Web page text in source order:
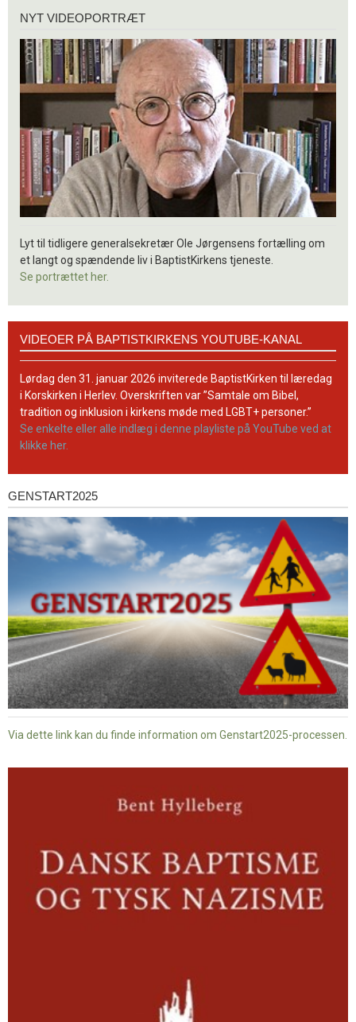
videoportræt
NYT VIDEOPORTRÆT
Lyt til tidligere generalsekretær Ole Jørgensens fortælling om
et langt og spændende liv i BaptistKirkens tjeneste.
Se portrættet her.
BaptistKirkens
YouTube-
kanal
VIDEOER PÅ BAPTISTKIRKENS YOUTUBE-KANAL
Lørdag den 31. januar 2026 inviterede BaptistKirken til læredag
i Korskirken i Herlev. Overskriften var ”Samtale om Bibel,
tradition og inklusion i kirkens møde med LGBT+ personer.”
Se enkelte eller alle indlæg i denne playliste på YouTube ved at
klikke her.
Genstart2025
GENSTART2025
Via dette link kan du finde information om Genstart2025-processen.